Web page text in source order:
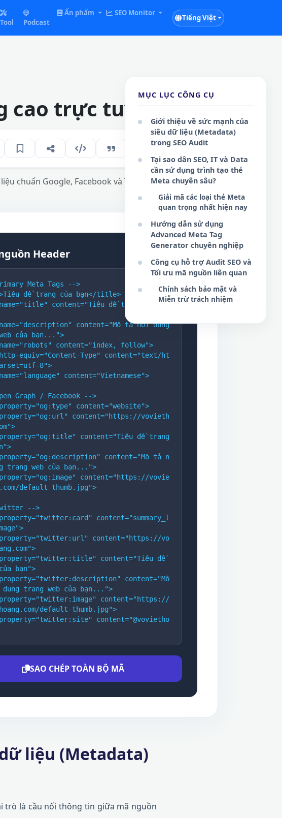
Tool Podcast
Ấn phẩm SEO Monitor
Tiếng Việt
cao trực tuyến
143
chuẩn Google, Facebook và Twitter Cards.
Header
Meta Tags -->
đề trang của bạn</title>
name="title" content="Tiêu đề trang của bạ
content="Mô tả nội dung
của bạn...">
content="index, follow">
http-equiv="Content-Type" content="text/ht
8">
content="Vietnamese">
Graph / Facebook -->
content="website">
property="og:url" content="https://vovieth
property="og:title" content="Tiêu đề trang
property="og:description" content="Mô tả n
trang web của bạn...">
property="og:image" content="https://vovie
default-thumb.jpg">
-->
content="summary_l
property="twitter:url" content="https://vo
property="twitter:title" content="Tiêu đề
bạn">
property="twitter:description" content="Mô
trang web của bạn...">
property="twitter:image" content="https://
default-thumb.jpg">
property="twitter:site" content="@vovietho
SAO CHÉP TOÀN BỘ MÃ
liệu (Metadata)
trò là cầu nối thông tin giữa mã nguồn
MỤC LỤC CÔNG CỤ
Giới thiệu về sức mạnh của
siêu dữ liệu (Metadata)
trong SEO Audit
Tại sao dân SEO, IT và Data
cần sử dụng trình tạo thẻ
Meta chuyên sâu?
Giải mã các loại thẻ Meta
quan trọng nhất hiện nay
Hướng dẫn sử dụng
Advanced Meta Tag
Generator chuyên nghiệp
Công cụ hỗ trợ Audit SEO và
Tối ưu mã nguồn liên quan
Chính sách bảo mật và
Miễn trừ trách nhiệm